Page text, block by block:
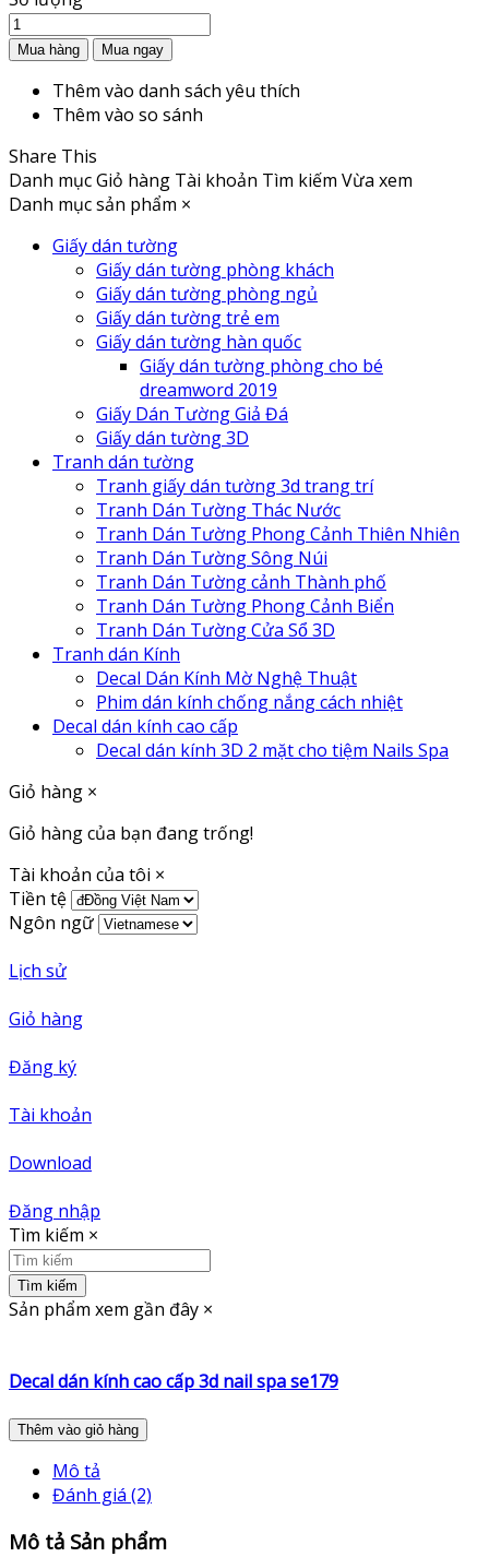
Thêm vào danh sách yêu thích
Thêm vào so sánh
Share This
Danh mụcGiỏ hàng Tài khoản Tìm kiếm Vừa xem
Danh mục sản phẩm ×
Giấy dán tường
Giấy dán tường phòng khách
Giấy dán tường phòng ngủ
Giấy dán tường trẻ em
Giấy dán tường hàn quốc
Giấy dán tường phòng cho bé
dreamword 2019
Giấy Dán Tường Giả Đá
Giấy dán tường 3D
Tranh dán tường
Tranh giấy dán tường 3d trang trí
Tranh Dán Tường Thác Nước
Tranh Dán Tường Phong Cảnh Thiên Nhiên
Tranh Dán Tường Sông Núi
Tranh Dán Tường cảnh Thành phố
Tranh Dán Tường Phong Cảnh Biển
Tranh Dán Tường Cửa Sổ 3D
Tranh dán Kính
Decal Dán Kính Mờ Nghệ Thuật
Phim dán kính chống nắng cách nhiệt
Decal dán kính cao cấp
Decal dán kính 3D 2 mặt cho tiệm Nails Spa
Giỏ hàng ×
Giỏ hàng của bạn đang trống!
Tài khoản của tôi ×
Tiền tệ
Ngôn ngữ
Lịch sử
Giỏ hàng
Đăng ký
Tài khoản
Download
Đăng nhập
Tìm kiếm ×
Tìm kiếm
Sản phẩm xem gần đây ×
Decal dán kính cao cấp 3d nail spa se179
Thêm vào giỏ hàng
Mô tả
Đánh giá (2)
Mô tả Sản phẩm